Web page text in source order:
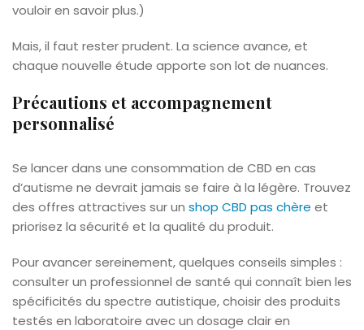
vouloir en savoir plus.)
Mais, il faut rester prudent. La science avance, et
chaque nouvelle étude apporte son lot de nuances.
Précautions et accompagnement
personnalisé
Se lancer dans une consommation de CBD en cas
d’autisme ne devrait jamais se faire à la légère. Trouvez
des offres attractives sur un shop CBD pas chère et
priorisez la sécurité et la qualité du produit.
Pour avancer sereinement, quelques conseils simples :
consulter un professionnel de santé qui connaît bien les
spécificités du spectre autistique, choisir des produits
testés en laboratoire avec un dosage clair en